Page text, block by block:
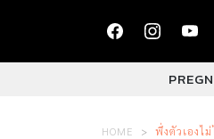
HOME พึ่งตัวเองไ